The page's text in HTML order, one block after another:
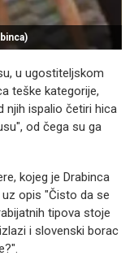
u ugostiteljskom
teške kategorije,
njih ispalio četiri hica
od čega su ga
kojeg je Drabinca
opis "Čisto da se
tipova stoje
i slovenski borac